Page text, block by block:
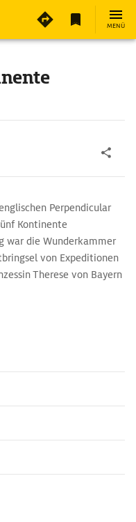
MENÜ
Perpendicular
Kontinente
war die Wunderkammer
von Expeditionen
Therese von Bayern